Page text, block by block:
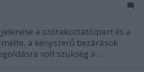
a szórakoztatóipart és a
a kényszerű bezárások
volt szükség a ...